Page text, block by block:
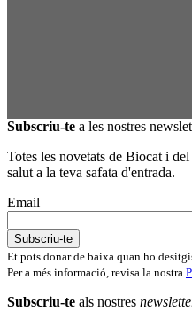
Subscriu-te a les nostres
Totes les novetats de Biocat i
salut a la teva safata d'entrada.
Email
Et pots donar de baixa quan ho
Per a més informació, revisa la nostra
Subscriu-te als nostres